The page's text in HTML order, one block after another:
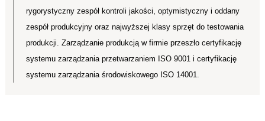
rygorystyczny zespół kontroli jakości, optymistyczny i oddany
zespół produkcyjny oraz najwyższej klasy sprzęt do testowania
produkcji. Zarządzanie produkcją w firmie przeszło certyfikację
systemu zarządzania przetwarzaniem ISO 9001 i certyfikację
systemu zarządzania środowiskowego ISO 14001.